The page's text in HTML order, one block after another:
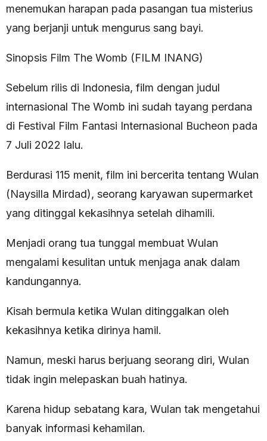
menemukan harapan pada pasangan tua misterius
yang berjanji untuk mengurus sang bayi.
Sinopsis Film The Womb (FILM INANG)
Sebelum rilis di Indonesia, film dengan judul
internasional The Womb ini sudah tayang perdana
di Festival Film Fantasi Internasional Bucheon pada
7 Juli 2022 lalu.
Berdurasi 115 menit, film ini bercerita tentang Wulan
(Naysilla Mirdad), seorang karyawan supermarket
yang ditinggal kekasihnya setelah dihamili.
Menjadi orang tua tunggal membuat Wulan
mengalami kesulitan untuk menjaga anak dalam
kandungannya.
Kisah bermula ketika Wulan ditinggalkan oleh
kekasihnya ketika dirinya hamil.
Namun, meski harus berjuang seorang diri, Wulan
tidak ingin melepaskan buah hatinya.
Karena hidup sebatang kara, Wulan tak mengetahui
banyak informasi kehamilan.